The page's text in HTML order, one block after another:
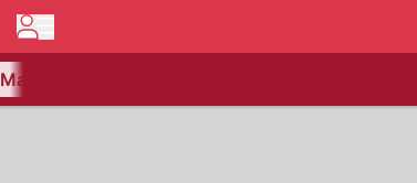
Matchcenter